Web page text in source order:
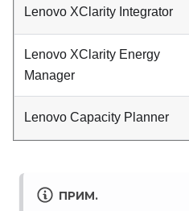
Lenovo XClarity Integrator
Lenovo XClarity Energy
Manager
Lenovo Capacity Planner
ПРИМ.